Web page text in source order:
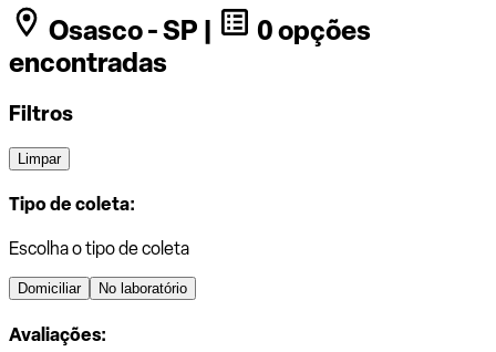
Osasco - SP |
0 opções
encontradas
Filtros
Limpar
Tipo de coleta:
Escolha o tipo de coleta
Domiciliar No laboratório
Avaliações: